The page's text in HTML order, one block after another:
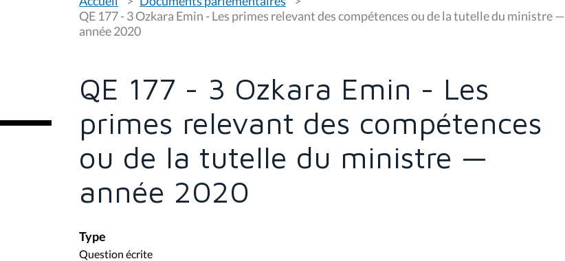
o
u
s
ê
c
:
QE 177 - 3 Ozkara Emin - Les primes relevant des compétences ou de la tutelle du ministre —
année 2020
QE 177 - 3 Ozkara Emin - Les
primes relevant des compétences
ou de la tutelle du ministre —
année 2020
Type
Question écrite